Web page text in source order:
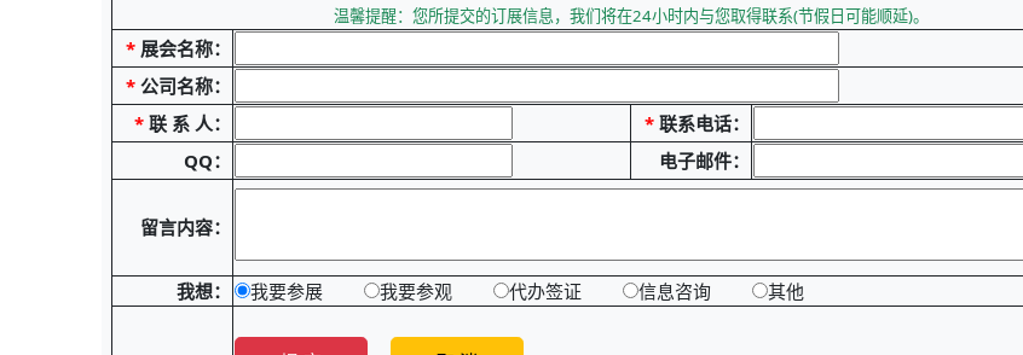
温馨提醒：您所提交的订展信息，我们将在24小时内与您取得联系(节假日可能顺延)。
* 展会名称：
* 公司名称：
* 联 系 人： * 联系电话：
QQ：
电子邮件：
留言内容：
我想： 我要参展 我要参观 代办签证 信息咨询 其他